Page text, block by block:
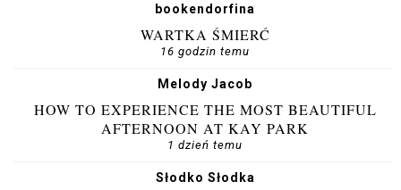
bookendorfina
WARTKA ŚMIERĆ
16 godzin temu
Melody Jacob
HOW TO EXPERIENCE THE MOST BEAUTIFUL
AFTERNOON AT KAY PARK
1 dzień temu
Słodko Słodka